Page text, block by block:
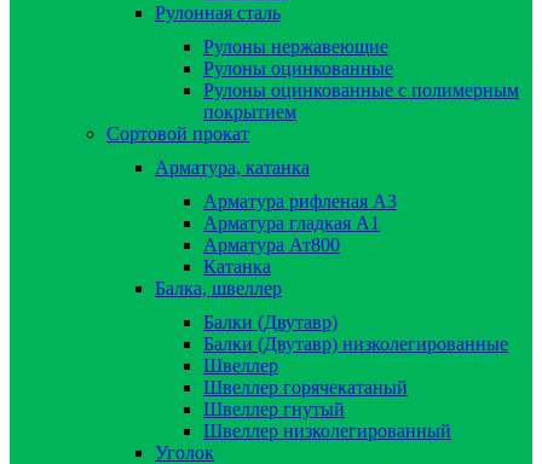
Рулонная сталь
Рулоны нержавеющие
Рулоны оцинкованные
Рулоны оцинкованные с полимерным
покрытием
Сортовой прокат
Арматура, катанка
Арматура рифленая А3
Арматура гладкая А1
Арматура Ат800
Катанка
Балка, швеллер
Балки (Двутавр)
Балки (Двутавр) низколегированные
Швеллер
Швеллер горячекатаный
Швеллер гнутый
Швеллер низколегированный
Уголок